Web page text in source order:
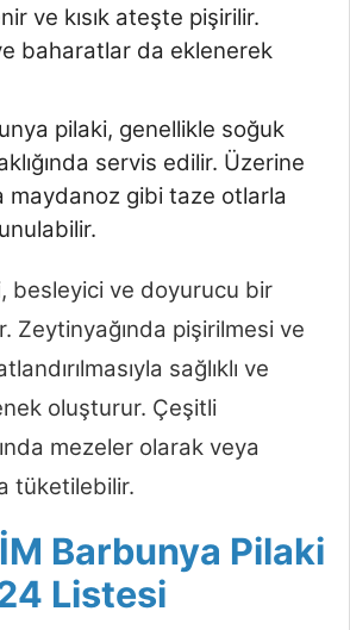
ve kısık ateşte pişirilir.
baharatlar da eklenerek
pilaki, genellikle soğuk
servis edilir. Üzerine
maydanoz gibi taze otlarla
besleyici ve doyurucu bir
Zeytinyağında pişirilmesi ve
sağlıklı ve
oluşturur. Çeşitli
mezeler olarak veya
tüketilebilir.
Barbunya Pilaki
Listesi